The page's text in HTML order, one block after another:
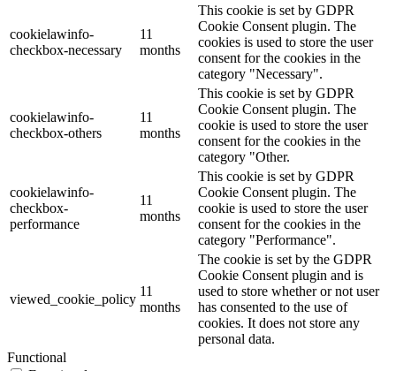
cookielawinfo-
checkbox-necessary
11
months
This cookie is set by GDPR
Cookie Consent plugin. The
cookies is used to store the user
consent for the cookies in the
category "Necessary".
cookielawinfo-
checkbox-others
11
months
This cookie is set by GDPR
Cookie Consent plugin. The
cookie is used to store the user
consent for the cookies in the
category "Other.
cookielawinfo-
checkbox-
performance
11
months
This cookie is set by GDPR
Cookie Consent plugin. The
cookie is used to store the user
consent for the cookies in the
category "Performance".
viewed_cookie_policy
11
months
The cookie is set by the GDPR
Cookie Consent plugin and is
used to store whether or not user
has consented to the use of
cookies. It does not store any
personal data.
Functional